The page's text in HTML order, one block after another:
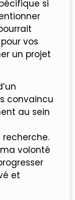
si
vos
un projet
convaincu
au sein
volonté
et